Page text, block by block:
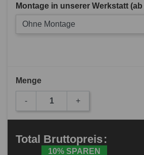
Montage in unserer Werkstatt (ab
Ohne Montage
Menge
- +
Total Bruttopreis:
10% SPAREN